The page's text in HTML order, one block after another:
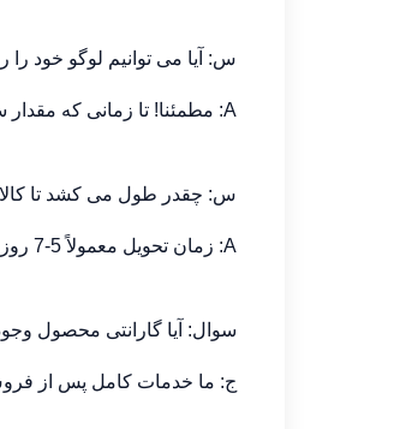
س: آیا می توانیم لوگو خود
A: مطمئنا! تا زمانی که مقدار سفارش داده شده را برآورده کند و ما را با طراحی خود ارائه دهد، ما قادر به قرار دادن لوگو خود را بر روی محصول هستیم.
س: چقدر طول می کشد تا
A: زمان تحویل معمولاً 5-7 روز پس از دریافت پیش پرداخت است.
سوال: آیا گارانتی محصول
ج: ما خدمات کامل پس از فروش